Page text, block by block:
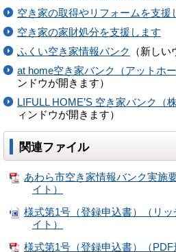
空き家の取得やリフォームを支援
空き家の家財処分を支援します
ふくい空き家情報バンク
（新し
at home空き家バンク（アットホー
ンドウが開きます）
LIFULL HOME’S 空き家バンク（
ィンドウが開きます）
関連ファイル
あわら市空き家情報バンク実施
イト）
様式第1号（登録申込書）（リ
イト）
様式第1号（登録申込書）（PDF